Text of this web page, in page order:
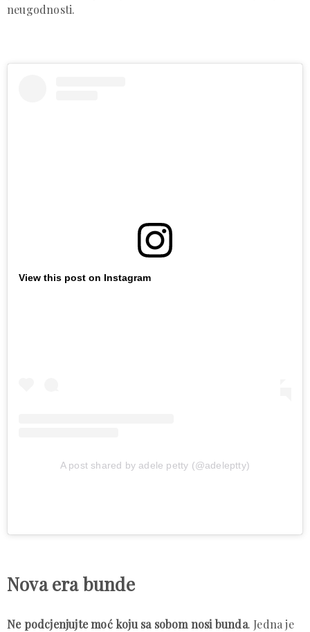
neugodnosti.
View this post on Instagram
A post shared by adele petty (@adeleptty)
Nova era bunde
Ne podcjenjujte moć koju sa sobom nosi bunda. Jedna je